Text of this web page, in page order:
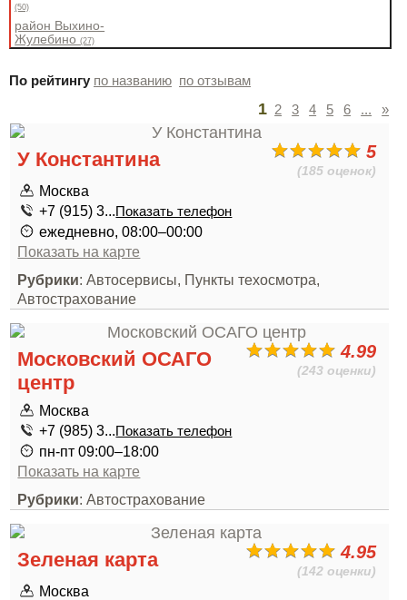
(50)
район Выхино-
Жулебино(27)
По рейтингу по названию по отзывам
1 2 3 4 5 6 ... »
5
(185 оценок)
У Константина
Москва
+7 (915) 3...Показать телефон
ежедневно, 08:00–00:00
Показать на карте
Рубрики: Автосервисы, Пункты техосмотра,
Автострахование
4.99
(243 оценки)
Московский ОСАГО
центр
Москва
+7 (985) 3...Показать телефон
пн-пт 09:00–18:00
Показать на карте
Рубрики: Автострахование
4.95
(142 оценки)
Зеленая карта
Москва